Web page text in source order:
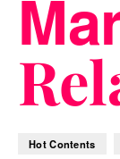
Hot Contents